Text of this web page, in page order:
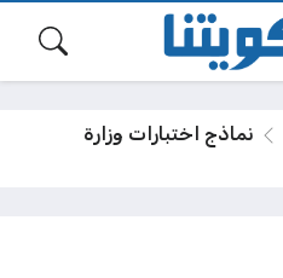
نماذج اختبارات وزارة